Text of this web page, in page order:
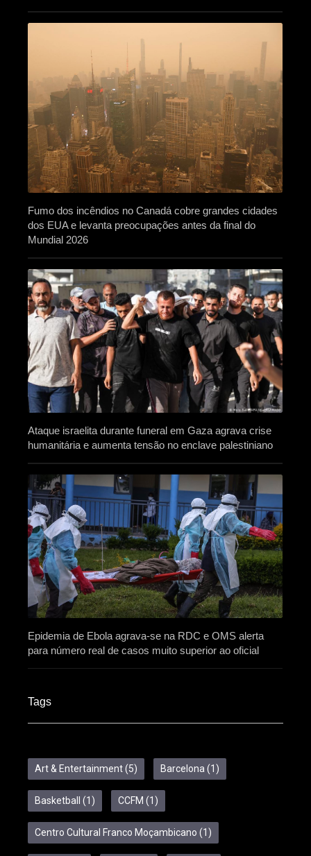
Fumo dos incêndios no Canadá cobre grandes cidades
dos EUA e levanta preocupações antes da final do
Mundial 2026
Ataque israelita durante funeral em Gaza agrava crise
humanitária e aumenta tensão no enclave palestiniano
Epidemia de Ebola agrava-se na RDC e OMS alerta
para número real de casos muito superior ao oficial
Tags
Art & Entertainment(5) Barcelona (1)
Basketball (1) CCFM (1)
Centro Cultural Franco Moçambicano (1)